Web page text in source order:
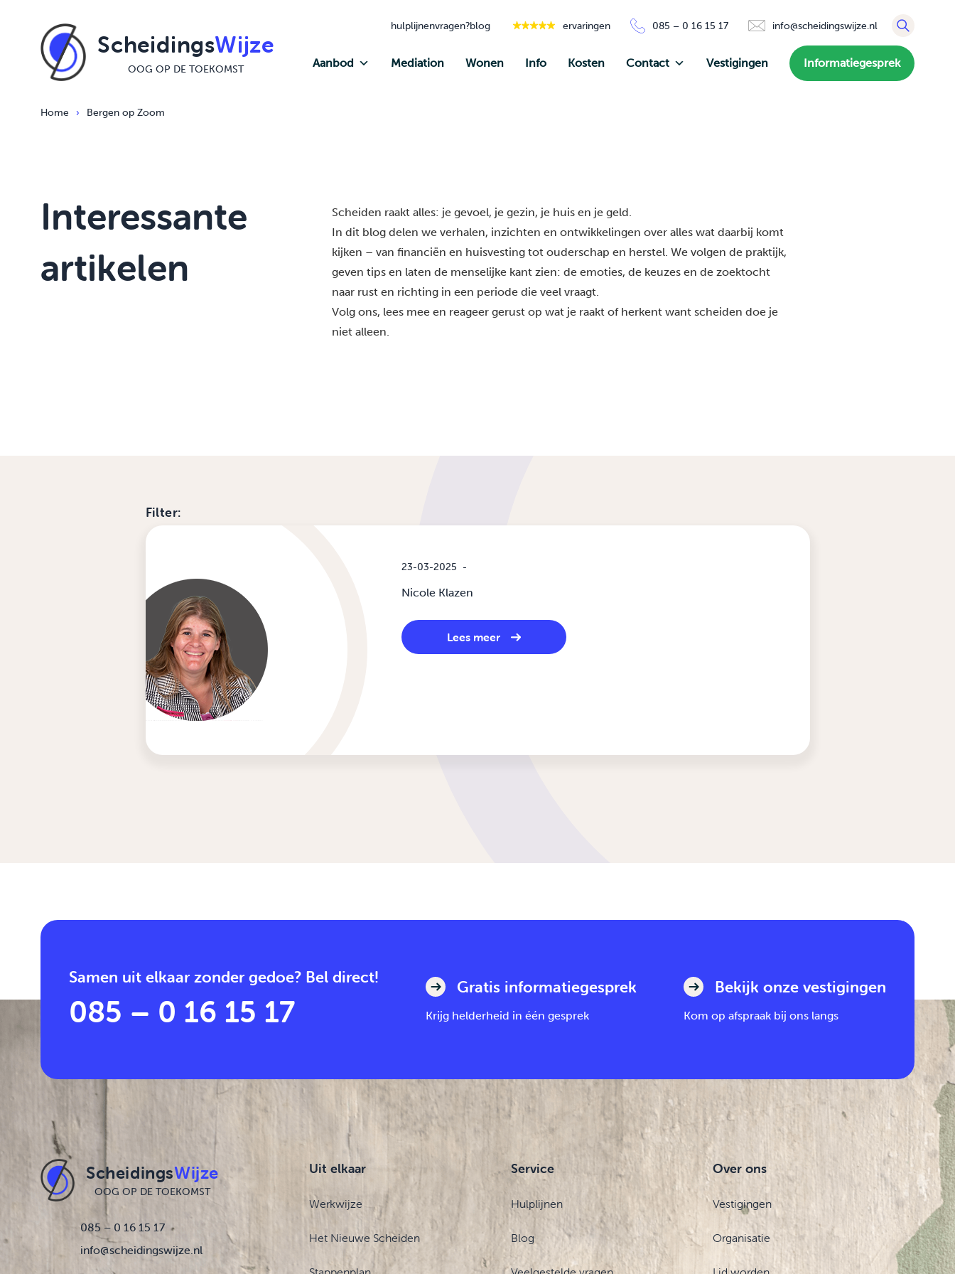
ScheidingsWijze
OOG OP DE TOEKOMST
hulplijnenvragen?blog ervaringen 085 – 0 16 15 17 info@scheidingswijze.nl
Aanbod Mediation Wonen Info Kosten Contact Vestigingen Informatiegesprek
Home › Bergen op Zoom
Interessante
artikelen
Scheiden raakt alles: je gevoel, je gezin, je huis en je geld.
In dit blog delen we verhalen, inzichten en ontwikkelingen over alles wat daarbij komt
kijken – van financiën en huisvesting tot ouderschap en herstel. We volgen de praktijk,
geven tips en laten de menselijke kant zien: de emoties, de keuzes en de zoektocht
naar rust en richting in een periode die veel vraagt.
Volg ons, lees mee en reageer gerust op wat je raakt of herkent want scheiden doe je
niet alleen.
Filter:
23-03-2025 -
Nicole Klazen
Lees meer
Samen uit elkaar zonder gedoe? Bel direct!
085 – 0 16 15 17
Gratis informatiegesprek
Krijg helderheid in één gesprek
Bekijk onze vestigingen
Kom op afspraak bij ons langs
ScheidingsWijze
OOG OP DE TOEKOMST
085 – 0 16 15 17
info@scheidingswijze.nl
Uit elkaar
Werkwijze
Het Nieuwe Scheiden
Service
Hulplijnen
Blog
Over ons
Vestigingen
Organisatie